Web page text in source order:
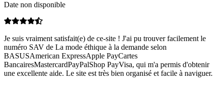
Date non disponible
Je suis vraiment satisfait(e) de ce-site ! J'ai pu trouver facilement le
numéro SAV de La mode éthique à la demande selon
BASUSAmerican ExpressApple PayCartes
BancairesMastercardPayPalShop PayVisa, qui m'a permis d'obtenir
une excellente aide. Le site est très bien organisé et facile à naviguer.